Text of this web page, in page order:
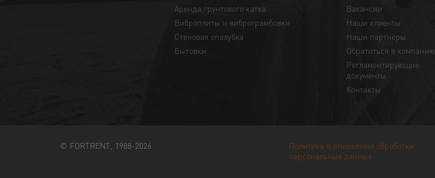
Аренда грунтового катка
Виброплиты и вибротрамбовки
Cтеновая опалубка
Бытовки
Вакансии
Наши клиенты
Наши партнёры
Обратиться в компанию
Регламентирующие
документы
Контакты
© FORTRENT, 1988-2026
Политика в отношении обработки
персональных данных